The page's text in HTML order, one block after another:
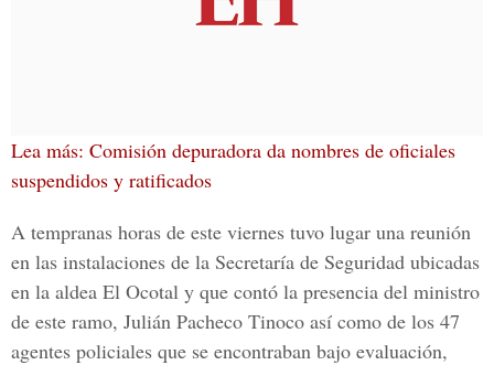
Lea más: Comisión depuradora da nombres de oficiales
suspendidos y ratificados
A tempranas horas de este viernes tuvo lugar una reunión
en las instalaciones de la Secretaría de Seguridad ubicadas
en la aldea El Ocotal y que contó la presencia del ministro
de este ramo, Julián Pacheco Tinoco así como de los 47
agentes policiales que se encontraban bajo evaluación,